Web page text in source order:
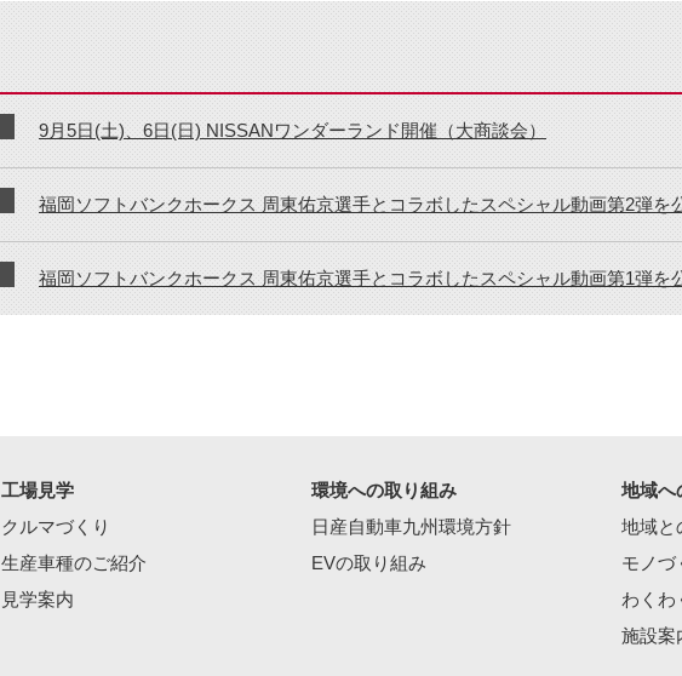
9月5日(土)、6日(日) NISSANワンダーランド開催（大商談会）
福岡ソフトバンクホークス 周東佑京選手とコラボしたスペシャル動画第2弾を
福岡ソフトバンクホークス 周東佑京選手とコラボしたスペシャル動画第1弾を
工場見学
クルマづくり
生産車種のご紹介
見学案内
環境への取り組み
日産自動車九州環境方針
EVの取り組み
地域へ
地域と
モノづ
わくわ
施設案